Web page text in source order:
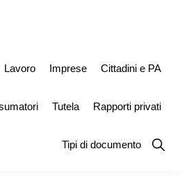
Lavoro Imprese Cittadini e PA
Tutela Rapporti privati
Tipi di documento
Show